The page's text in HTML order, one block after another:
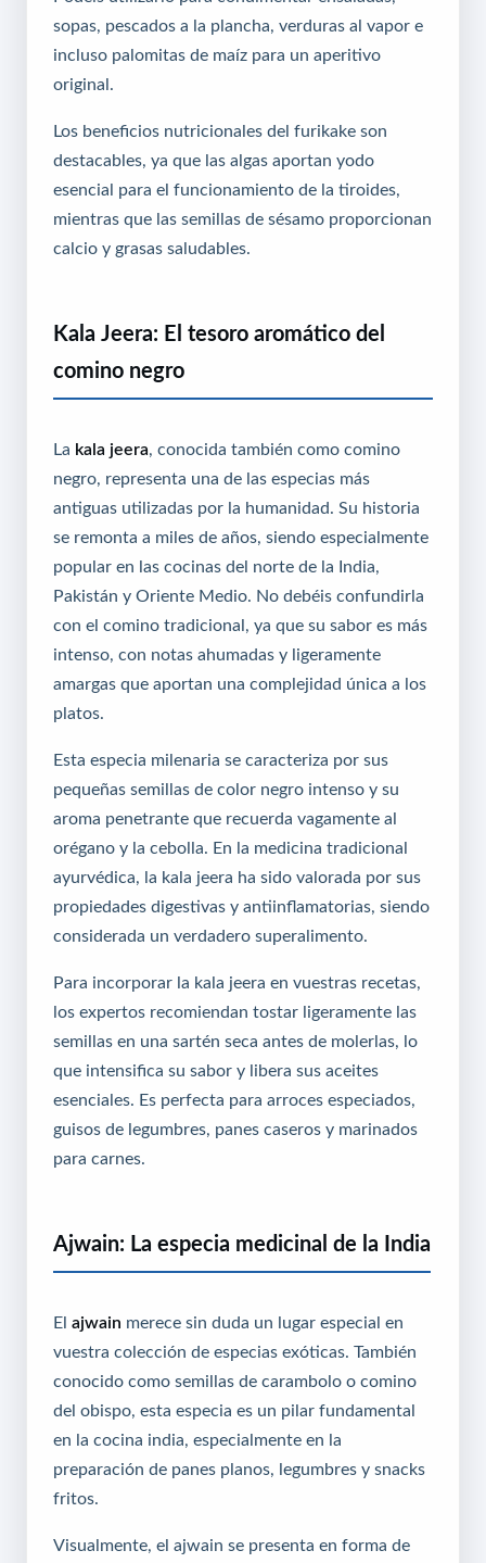
sopas, pescados a la plancha, verduras al vapor e
incluso palomitas de maíz para un aperitivo
original.
Los beneficios nutricionales del furikake son
destacables, ya que las algas aportan yodo
esencial para el funcionamiento de la tiroides,
mientras que las semillas de sésamo proporcionan
calcio y grasas saludables.
Kala Jeera: El tesoro aromático del
comino negro
La kala jeera , conocida también como comino
negro, representa una de las especias más
antiguas utilizadas por la humanidad. Su historia
se remonta a miles de años, siendo especialmente
popular en las cocinas del norte de la India,
Pakistán y Oriente Medio. No debéis confundirla
con el comino tradicional, ya que su sabor es más
intenso, con notas ahumadas y ligeramente
amargas que aportan una complejidad única a los
platos.
Esta especia milenaria se caracteriza por sus
pequeñas semillas de color negro intenso y su
aroma penetrante que recuerda vagamente al
orégano y la cebolla. En la medicina tradicional
ayurvédica, la kala jeera ha sido valorada por sus
propiedades digestivas y antiinflamatorias, siendo
considerada un verdadero superalimento.
Para incorporar la kala jeera en vuestras recetas,
los expertos recomiendan tostar ligeramente las
semillas en una sartén seca antes de molerlas, lo
que intensifica su sabor y libera sus aceites
esenciales. Es perfecta para arroces especiados,
guisos de legumbres, panes caseros y marinados
para carnes.
Ajwain: La especia medicinal de la India
El ajwain merece sin duda un lugar especial en
vuestra colección de especias exóticas. También
conocido como semillas de carambolo o comino
del obispo, esta especia es un pilar fundamental
en la cocina india, especialmente en la
preparación de panes planos, legumbres y snacks
fritos.
Visualmente, el ajwain se presenta en forma de